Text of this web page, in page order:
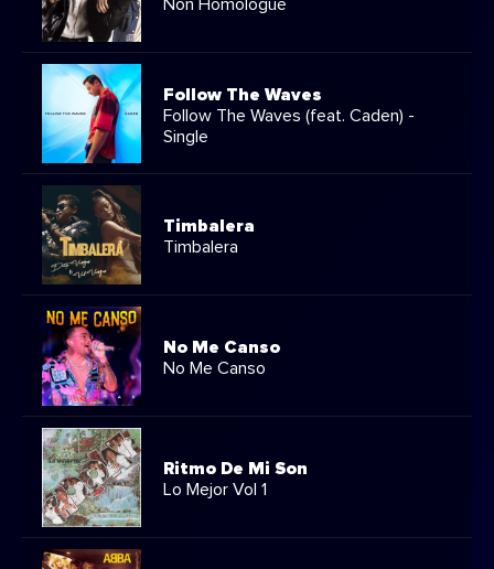
Non Homologué
Follow The Waves
Follow The Waves (feat. Caden) -
Single
Timbalera
Timbalera
No Me Canso
No Me Canso
Ritmo De Mi Son
Lo Mejor Vol 1